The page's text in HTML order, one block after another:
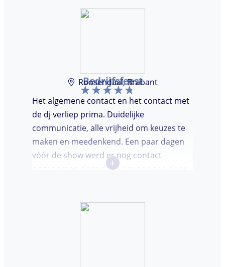
Bedrijfsfeest
Roosendaal, Brabant
Het algemene contact en het contact met
de dj verliep prima. Duidelijke
communicatie, alle vrijheid om keuzes te
maken en meedenkend. Een paar dagen
vóór de show werd er nog contact
opgenomen door de dj om nog eea door
met een klein clubje mensen en dat had
+